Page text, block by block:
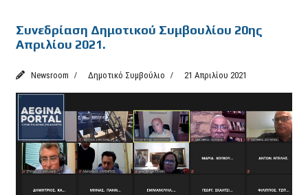
Συνεδρίαση Δημοτικού Συμβουλίου 20ης
Απριλίου 2021.
Newsroom Δημοτικό Συμβούλιο 21 Απριλίου 2021